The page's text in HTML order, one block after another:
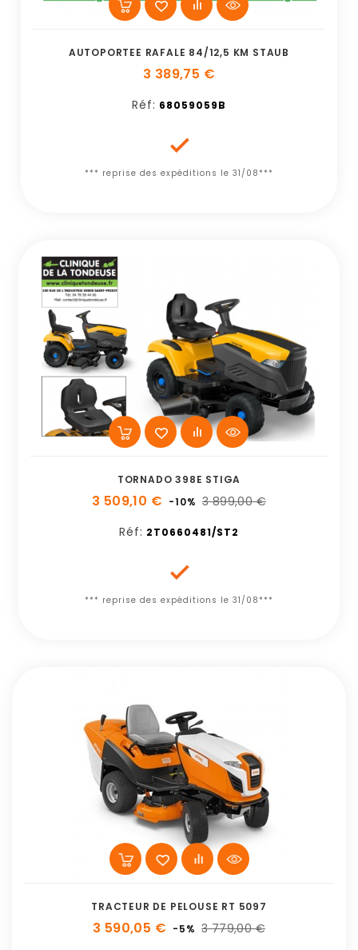
AUTOPORTEE RAFALE 84/12,5 KM STAUB
3 389,75 €
Réf: 68059059B

*** reprise des expéditions le 31/08***
TORNADO 398E STIGA
3 509,10 € -10% 3 899,00 €
Réf: 2T0660481/ST2

*** reprise des expéditions le 31/08***
TRACTEUR DE PELOUSE RT 5097
3 590,05 € -5% 3 779,00 €